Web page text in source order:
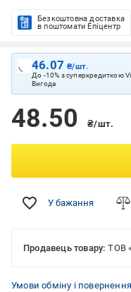
Безкоштовна доставка
в поштомати Епіцентр
46.07₴/шт.
До -10% з суперкредиткою
Вигода
48.50 ₴/шт.
У бажання
Продавець товару: ТОВ
Умови обміну і